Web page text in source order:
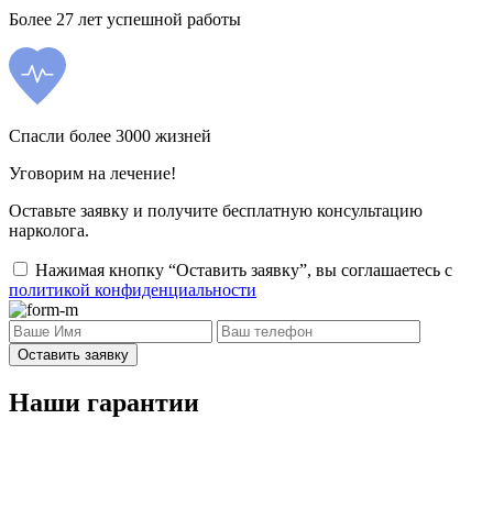
Более 27 лет успешной работы
Спасли более 3000 жизней
Уговорим на лечение!
Оставьте заявку и получите бесплатную консультацию
нарколога.
Нажимая кнопку “Оставить заявку”, вы соглашаетесь с
политикой конфиденциальности
Оставить заявку
Наши гарантии